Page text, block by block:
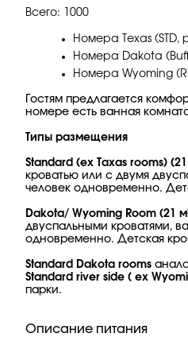
Всего: 1000
Номера Texas (STD,
Номера Dakota
Номера Wyoming
Гостям предлагается
номере есть ванная
Типы размещения
Standard (ex Taxas rooms) (21
кроватью или с двумя
человек одновременно.
Dakota/ Wyoming Room (21
двуспальными кроватями,
одновременно. Детская
Standard Dakota rooms
Standard river side ( ex
парки.
Описание питания